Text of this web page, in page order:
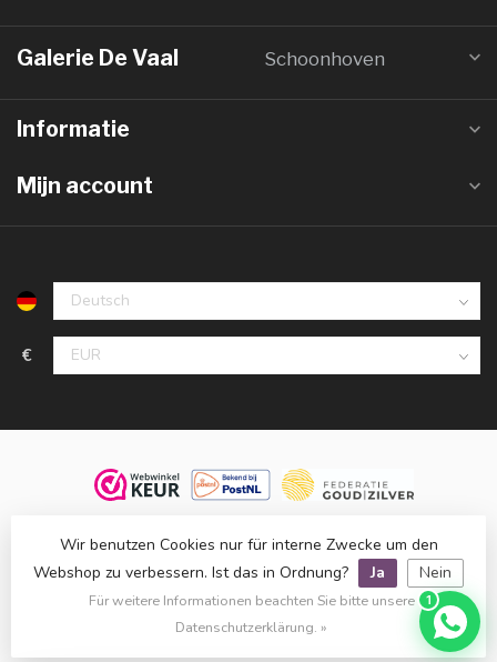
Galerie De Vaal Schoonhoven
Informatie
Mijn account
€
voorbehouden.
Klanten beoordelen ons met een op basis van1.514 reviews
bijWebwinkelKeur.
Wir benutzen Cookies nur für interne Zwecke um den
Webshop zu verbessern. Ist das in Ordnung?
Ja Nein
Für weitere Informationen beachten Sie bitte unsere
Datenschutzerklärung. »
1